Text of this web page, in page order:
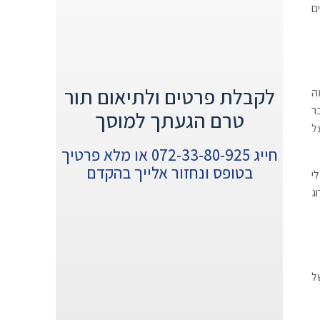
על
לקבלת פרטים ולתיאום תור
טרם הגעתך למוסך
חייג 072-33-80-925 או מלא פרטיך
בטופס ונחזור אלייך בהקדם